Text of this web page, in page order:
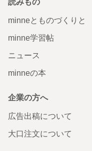
minneとものづくりと
minne学習帖
ニュース
minneの本
企業の方へ
広告出稿について
大口注文について